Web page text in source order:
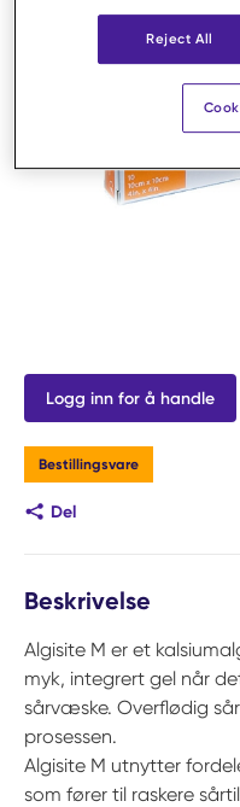
Logg inn for å handle
Bestillingsvare
Del
Beskrivelse
Algisite M er et
myk, integrert gel når
sårvæske. Overflødig
prosessen.
Algisite M utnytter
som fører til raskere
Reject All